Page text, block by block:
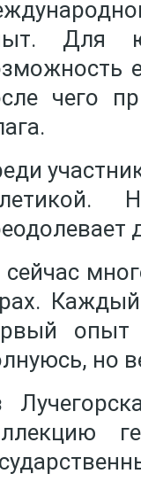
Для
чего
сейчас
опыт
но